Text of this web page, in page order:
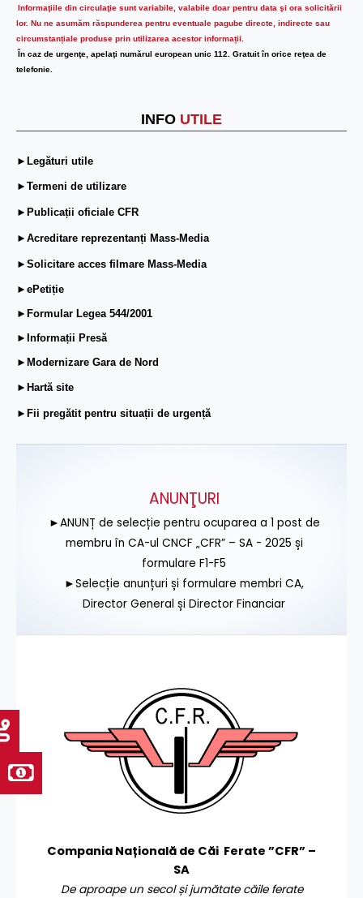
Informaţiile din circulaţie sunt variabile, valabile doar pentru data şi ora solicitării
lor. Nu ne asumăm răspunderea pentru eventuale pagube directe, indirecte sau
circumstanțiale produse prin utilizarea acestor informații.
În caz de urgenţe, apelaţi numărul european unic 112. Gratuit în orice reţea de
telefonie.
INFO UTILE
►Legături utile
►Termeni de utilizare
►Publicații oficiale CFR
►Acreditare reprezentanți Mass-Media
►Solicitare acces filmare Mass-Media
►ePetiție
►Formular Legea 544/2001
►Informații Presă
►Modernizare Gara de Nord
►Hartă site
►Fii pregătit pentru situații de urgență
ANUNŢURI
►ANUNȚ de selecție pentru ocuparea a 1 post de
membru în CA-ul CNCF „CFR” – SA - 2025 și
formulare F1-F5
►Selecție anunțuri și formulare membri CA,
Director General și Director Financiar
Compania Națională de Căi Ferate ”CFR” –
SA
De aproape un secol și jumătate căile ferate